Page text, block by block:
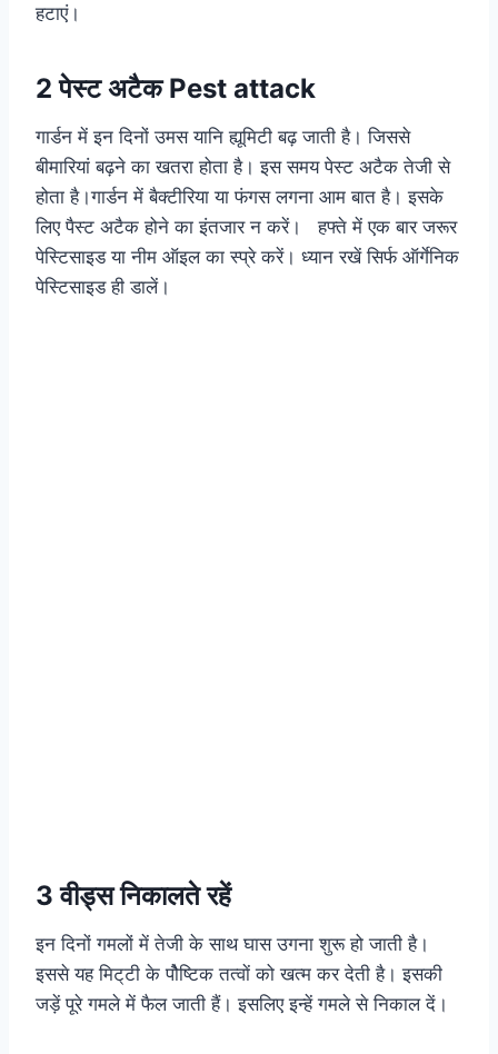
हटाएं।
2 पेस्ट अटैक Pest attack
गार्डन में इन दिनों उमस यानि ह्यूमिटी बढ़ जाती है। जिससे
बीमारियां बढ़ने का खतरा होता है। इस समय पेस्ट अटैक तेजी से
होता है।गार्डन में बैक्टीरिया या फंगस लगना आम बात है। इसके
लिए पैस्ट अटैक होने का इंतजार न करें। हफ्ते में एक बार जरूर
पेस्टिसाइड या नीम ऑइल का स्प्रे करें। ध्यान रखें सिर्फ ऑर्गेनिक
पेस्टिसाइड ही डालें।
3 वीड्स निकालते रहें
इन दिनों गमलों में तेजी के साथ घास उगना शुरू हो जाती है।
इससे यह मिट्‌टी के पौेष्टिक तत्वाें को खत्म कर देती है। इसकी
जड़ें पूरे गमले में फैल जाती हैं। इसलिए इन्हें गमले से निकाल दें।